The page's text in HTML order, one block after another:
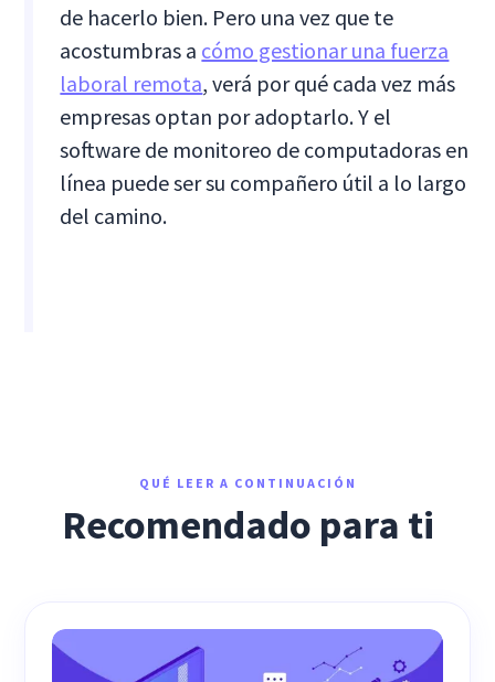
de hacerlo bien. Pero una vez que te
acostumbras a cómo gestionar una fuerza
laboral remota, verá por qué cada vez más
empresas optan por adoptarlo. Y el
software de monitoreo de computadoras en
línea puede ser su compañero útil a lo largo
del camino.
QUÉ LEER A CONTINUACIÓN
Recomendado para ti